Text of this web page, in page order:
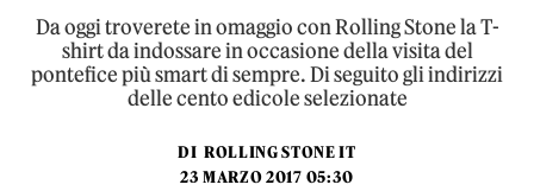
Da oggi troverete in omaggio con Rolling Stone la T-
shirt da indossare in occasione della visita del
pontefice più smart di sempre. Di seguito gli indirizzi
delle cento edicole selezionate
DI ROLLING STONE IT
23 MARZO 2017 05:30